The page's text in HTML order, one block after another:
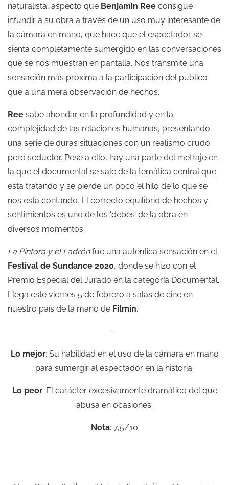
naturalista, aspecto que Benjamin Ree consigue
infundir a su obra a través de un uso muy interesante de
la cámara en mano, que hace que el espectador se
sienta completamente sumergido en las conversaciones
que se nos muestran en pantalla. Nos transmite una
sensación más próxima a la participación del público
que a una mera observación de hechos.
Ree sabe ahondar en la profundidad y en la
complejidad de las relaciones humanas, presentando
una serie de duras situaciones con un realismo crudo
pero seductor. Pese a ello, hay una parte del metraje en
la que el documental se sale de la temática central que
está tratando y se pierde un poco el hilo de lo que se
nos está contando. El correcto equilibrio de hechos y
sentimientos es uno de los ‘debes’ de la obra en
diversos momentos.
La Pintora y el Ladrónfue una auténtica sensación en el
Festival de Sundance 2020, donde se hizo con el
Premio Especial del Jurado en la categoría Documental.
Llega este viernes 5 de febrero a salas de cine en
nuestro país de la mano de Filmin.
—
Lo mejor: Su habilidad en el uso de la cámara en mano
para sumergir al espectador en la historia.
Lo peor: El carácter excesivamente dramático del que
abusa en ocasiones.
Nota: 7,5/10